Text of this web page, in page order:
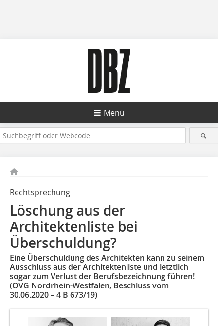
Menü
Rechtsprechung
Löschung aus der
Architektenliste bei
Überschuldung?
Eine Überschuldung des Architekten kann zu seinem
Ausschluss aus der Architektenliste und letztlich
sogar zum Verlust der Berufsbezeichnung führen!
(OVG Nordrhein-Westfalen, Beschluss vom
30.06.2020 – 4 B 673/19)